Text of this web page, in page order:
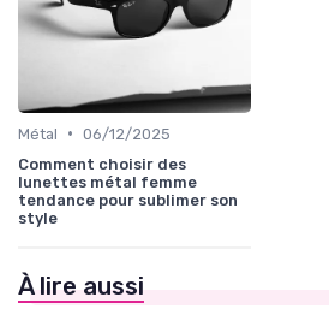
Métal • 06/12/2025
Comment choisir des
lunettes métal femme
tendance pour sublimer son
style
À lire aussi